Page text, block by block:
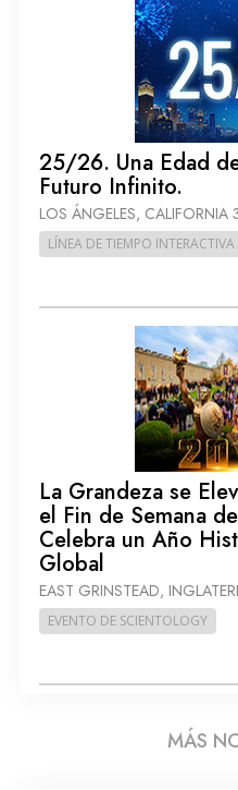
25/26. Una Edad
Futuro Infinito.
LOS ÁNGELES, CALIFORNIA
LÍNEA DE TIEMPO INTERACTIVA
La Grandeza se
el Fin de Semana
Celebra un Año
Global
EAST GRINSTEAD,
EVENTO DE SCIENTOLOGY
MÁS